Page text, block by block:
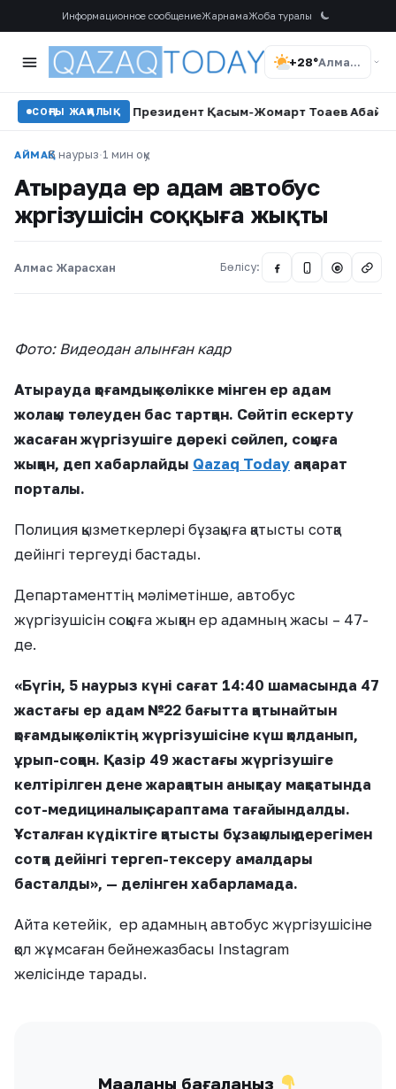
Информационное сообщениеЖарнамаЖоба туралы
+28° Алматы
СОҢҒЫ ЖАҢАЛЫҚ
• Президент Қасым-Жомарт Тоқаев Абай күнімен
АЙМАҚ5 наурыз·1 мин оқу
Атырауда ер адам автобус
жүргізушісін соққыға жықты
Алмас Жарасхан Бөлісу: @
Фото: Видеодан алынған кадр
Атырауда қоғамдық көлікке мінген ер адам
жолақы төлеуден бас тартқан. Сөйтіп ескерту
жасаған жүргізушіге дөрекі сөйлеп, соққыға
жыққан, деп хабарлайды Qazaq Today ақпарат
порталы.
Полиция қызметкерлері бұзақыға қатысты сотқа
дейінгі тергеуді бастады.
Департаменттің мәліметінше, автобус
жүргізушісін соққыға жыққан ер адамның жасы – 47-
де.
«Бүгін, 5 наурыз күні сағат 14:40 шамасында 47
жастағы ер адам №22 бағытта қатынайтын
қоғамдық көліктің жүргізушісіне күш қолданып,
ұрып-соққан. Қазір 49 жастағы жүргізушіге
келтірілген дене жарақатын анықтау мақсатында
сот-медициналық сараптама тағайындалды.
Ұсталған күдіктіге қатысты бұзақылық дерегімен
сотқа дейінгі тергеп-тексеру амалдары
басталды», — делінген хабарламада.
Айта кетейік, ер адамның автобус жүргізушісіне
қол жұмсаған бейнежазбасы Instagram
желісінде тарады.
Мақаланы бағалаңыз